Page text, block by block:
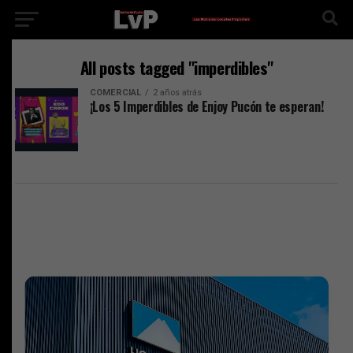
All posts tagged "imperdibles"
COMERCIAL 2 años atrás
¡Los 5 Imperdibles de Enjoy Pucón te esperan!